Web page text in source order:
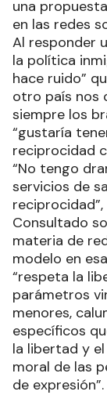
una
en las redes
Al responder
la política
hace ruido”
otro país nos
siempre los
“gustaría
reciprocidad
“No tengo
servicios de
Consultado
materia de
modelo en
“respeta la
parámetros
menores,
específicos
la libertad y
moral de las
de expresión”.